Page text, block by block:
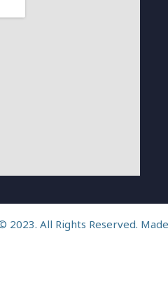
All Rights Reserved.